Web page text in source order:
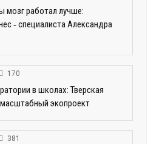
мозг работал лучше:
‑ специалиста Александра
170
в школах: Тверская
экопроект
381